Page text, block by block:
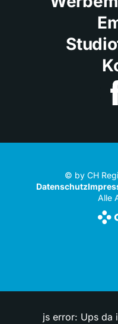
© by CH
Datenschutz
Alle
js error: Ups da